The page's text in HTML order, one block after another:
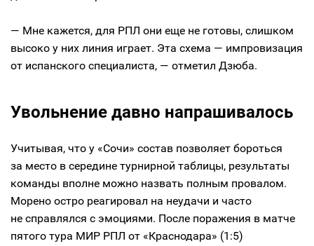
— Мне кажется, для РПЛ они еще не готовы, слишком
высоко у них линия играет. Эта схема — импровизация
от испанского специалиста, — отметил Дзюба.
Увольнение давно напрашивалось
Учитывая, что у «Сочи» состав позволяет бороться
за место в середине турнирной таблицы, результаты
команды вполне можно назвать полным провалом.
Морено остро реагировал на неудачи и часто
не справлялся с эмоциями. После поражения в матче
пятого тура МИР РПЛ от «Краснодара» (1:5)